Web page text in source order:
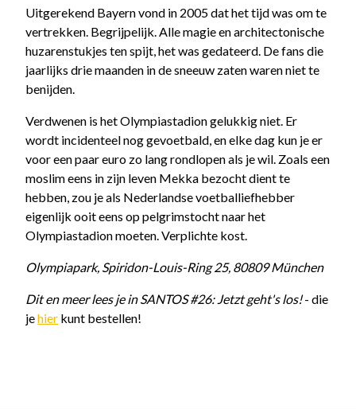
Uitgerekend Bayern vond in 2005 dat het tijd was om te
vertrekken. Begrijpelijk. Alle magie en architectonische
huzarenstukjes ten spijt, het was gedateerd. De fans die
jaarlijks drie maanden in de sneeuw zaten waren niet te
benijden.
Verdwenen is het Olympiastadion gelukkig niet. Er
wordt incidenteel nog gevoetbald, en elke dag kun je er
voor een paar euro zo lang rondlopen als je wil. Zoals een
moslim eens in zijn leven Mekka bezocht dient te
hebben, zou je als Nederlandse voetballiefhebber
eigenlijk ooit eens op pelgrimstocht naar het
Olympiastadion moeten. Verplichte kost.
Olympiapark, Spiridon-Louis-Ring 25, 80809 München
Dit en meer lees je in SANTOS #26: Jetzt geht's los!- die
jehier kunt bestellen!